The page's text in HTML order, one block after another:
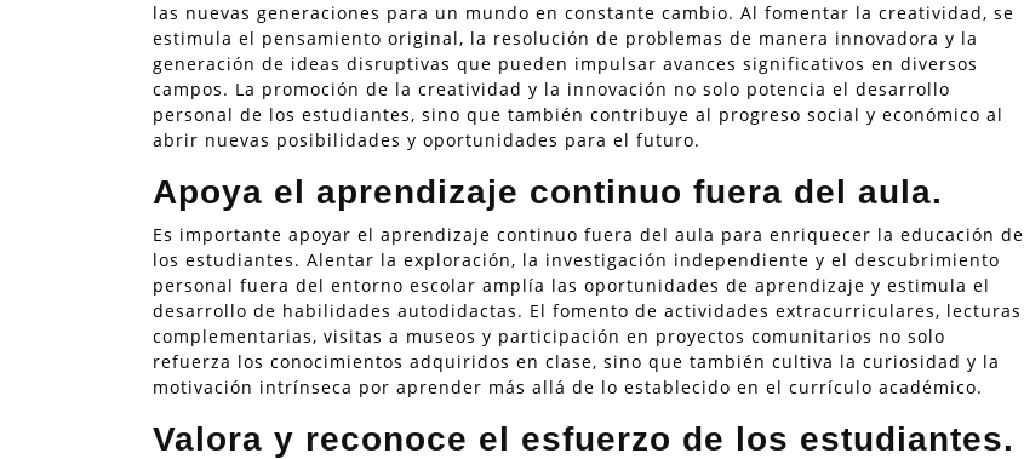
las nuevas generaciones para un mundo en constante cambio. Al fomentar la creatividad, se
estimula el pensamiento original, la resolución de problemas de manera innovadora y la
generación de ideas disruptivas que pueden impulsar avances significativos en diversos
campos. La promoción de la creatividad y la innovación no solo potencia el desarrollo
personal de los estudiantes, sino que también contribuye al progreso social y económico al
abrir nuevas posibilidades y oportunidades para el futuro.
Apoya el aprendizaje continuo fuera del aula.
Es importante apoyar el aprendizaje continuo fuera del aula para enriquecer la educación de
los estudiantes. Alentar la exploración, la investigación independiente y el descubrimiento
personal fuera del entorno escolar amplía las oportunidades de aprendizaje y estimula el
desarrollo de habilidades autodidactas. El fomento de actividades extracurriculares, lecturas
complementarias, visitas a museos y participación en proyectos comunitarios no solo
refuerza los conocimientos adquiridos en clase, sino que también cultiva la curiosidad y la
motivación intrínseca por aprender más allá de lo establecido en el currículo académico.
Valora y reconoce el esfuerzo de los estudiantes.